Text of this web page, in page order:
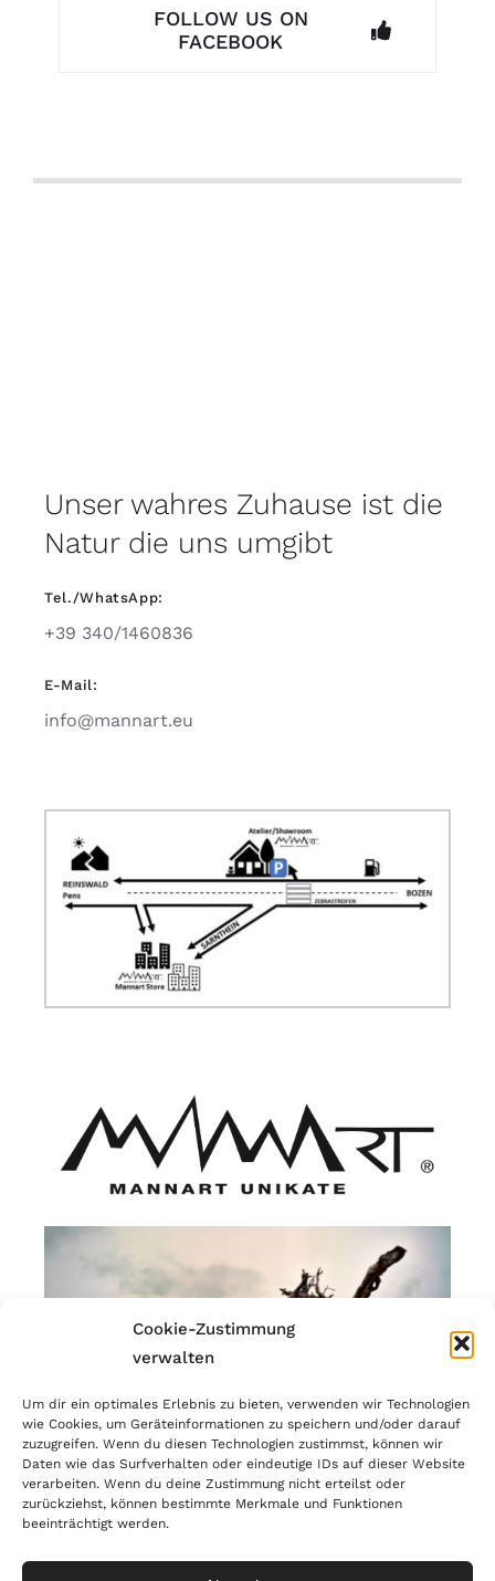
Cookie-Zustimmung
verwalten
Um dir ein optimales Erlebnis zu bieten, verwenden wir Technologien
wie Cookies, um Geräteinformationen zu speichern und/oder darauf
zuzugreifen. Wenn du diesen Technologien zustimmst, können wir
Daten wie das Surfverhalten oder eindeutige IDs auf dieser Website
verarbeiten. Wenn du deine Zustimmung nicht erteilst oder
zurückziehst, können bestimmte Merkmale und Funktionen
beeinträchtigt werden.
FOLLOW US ON
FACEBOOK
Unser wahres Zuhause ist die
Natur die uns umgibt
Tel./WhatsApp:
+39 340/1460836
E-Mail:
info@mannart.eu
IT02866190214 |PRIVACY